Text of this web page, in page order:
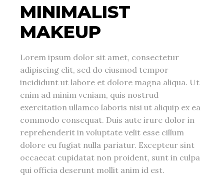
MINIMALIST
MAKEUP
Lorem ipsum dolor sit amet, consectetur
adipiscing elit, sed do eiusmod tempor
incididunt ut labore et dolore magna aliqua. Ut
enim ad minim veniam, quis nostrud
exercitation ullamco laboris nisi ut aliquip ex ea
commodo consequat. Duis aute irure dolor in
reprehenderit in voluptate velit esse cillum
dolore eu fugiat nulla pariatur. Excepteur sint
occaecat cupidatat non proident, sunt in culpa
qui officia deserunt mollit anim id est.